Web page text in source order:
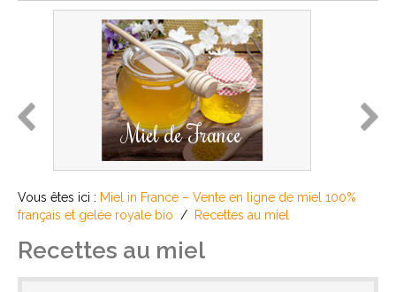
Miel de France
Vous êtes ici : Miel in France – Vente en ligne de miel 100%
français et gelée royale bio / Recettes au miel
Recettes au miel